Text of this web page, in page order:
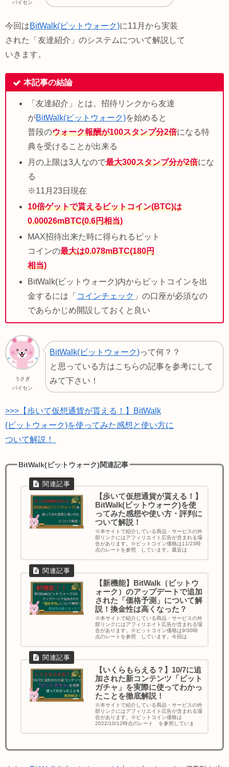
パイセン
今回はBitWalk(ビットウォーク)に11月から実装
された「友達紹介」のシステムについて解説して
いきます。
本記事の結論
「友達紹介」とは、招待リンクから友達
がBitWalk(ビットウォーク)を始めると
普段のウォーク報酬が100スタンプ分2倍になる特
典を受けることが出来る
月の上限は3人なので最大300スタンプ分が2倍にな
る
※11月23日現在
10倍ゲットで貰えるビットコイン(BTC)は
0.00026mBTC(0.6円相当)
MAX招待出来た時に得られるビット
コインの最大は0.078mBTC(180円
相当)
BitWalk(ビットウォーク)内からビットコインを出
金するには「 コインチェック 」の口座が必須なの
であらかじめ開設しておくと良い
うさぎ
パイセン
BitWalk(ビットウォーク)って何？？
と思っている方はこちらの記事を参考にして
みて下さい！
>>>【歩いて仮想通貨が貰える！】BitWalk
(ビットウォーク)を使ってみた感想と使い方に
ついて解説！
BitWalk(ビットウォーク)関連記事
【歩いて仮想通貨が貰える！】
BitWalk(ビットウォーク)を使
ってみた感想や使い方・評判に
ついて解説！
※本サイトで紹介している商品・サービスの外
部リンクにはアフィリエイト広告が含まれる場
合があります。※ビットコイン価格は11/23時
点のレートを参照 しています。最近は
【新機能】BitWalk（ビットウ
ォーク）のアップデートで追加
された「価格予測」について解
説！換金性は高くなった？
※本サイトで紹介している商品・サービスの外
部リンクにはアフィリエイト広告が含まれる場
合があります。※ビットコイン価格は9/30時
点のレートを参照 しています。今回は
【いくらもらえる？】10/7に追
加された新コンテンツ「ビット
ガチャ」を実際に使ってわかっ
たことを徹底解説！
※本サイトで紹介している商品・サービスの外
部リンクにはアフィリエイト広告が含まれる場
合があります。※ビットコイン価格は
2022/10/12時点のレート を参照していま